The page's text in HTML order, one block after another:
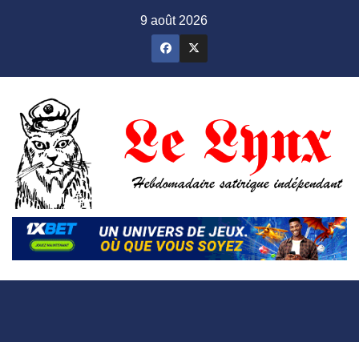
9 août 2026